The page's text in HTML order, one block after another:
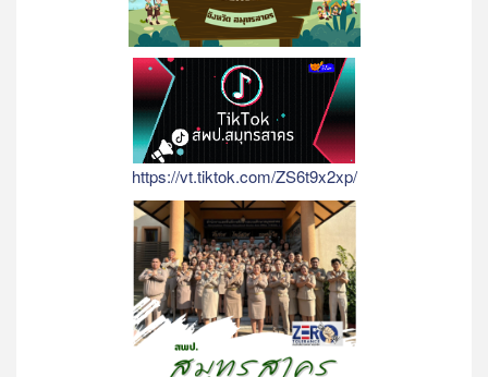
https://vt.tiktok.com/ZS6t9x2xp/